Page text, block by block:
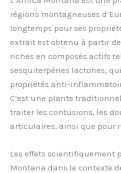
régions montagneuses
longtemps pour ses
extrait est obtenu à partir
riches en composés actifs
sesquiterpènes lactones,
propriétés anti-
C’est une plante
traiter les contusions, les
articulaires, ainsi que pour
Les effets scientifiquement
Montana dans le contexte